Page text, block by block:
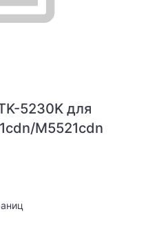
5230K для
M5521cdn